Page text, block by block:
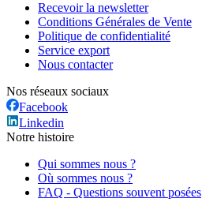
Recevoir la newsletter
Conditions Générales de Vente
Politique de confidentialité
Service export
Nous contacter
Nos réseaux sociaux
Facebook
Linkedin
Notre histoire
Qui sommes nous ?
Où sommes nous ?
FAQ - Questions souvent posées